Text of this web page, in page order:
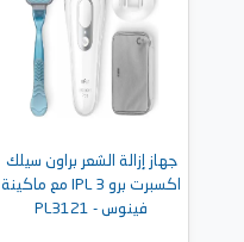
جهاز إزالة الشعر براون سيلك
اكسبرت برو 3 IPL مع ماكينة
فينوس - PL3121